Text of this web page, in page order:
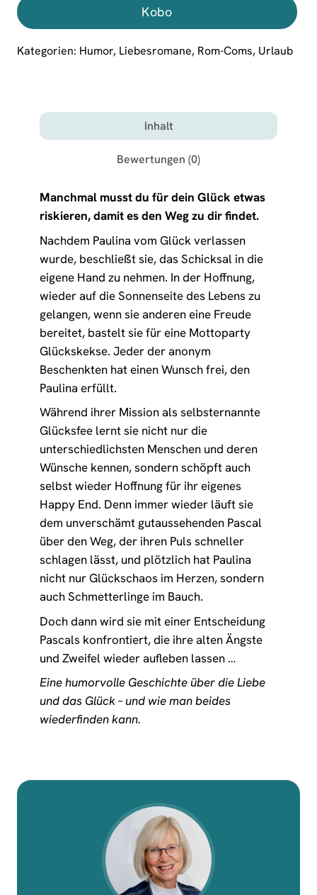
Kobo
Kategorien: Humor, Liebesromane, Rom-Coms, Urlaub
Inhalt
Bewertungen (0)
Manchmal musst du für dein Glück etwas
riskieren, damit es den Weg zu dir findet.
Nachdem Paulina vom Glück verlassen
wurde, beschließt sie, das Schicksal in die
eigene Hand zu nehmen. In der Hoffnung,
wieder auf die Sonnenseite des Lebens zu
gelangen, wenn sie anderen eine Freude
bereitet, bastelt sie für eine Mottoparty
Glückskekse. Jeder der anonym
Beschenkten hat einen Wunsch frei, den
Paulina erfüllt.
Während ihrer Mission als selbsternannte
Glücksfee lernt sie nicht nur die
unterschiedlichsten Menschen und deren
Wünsche kennen, sondern schöpft auch
selbst wieder Hoffnung für ihr eigenes
Happy End. Denn immer wieder läuft sie
dem unverschämt gutaussehenden Pascal
über den Weg, der ihren Puls schneller
schlagen lässt, und plötzlich hat Paulina
nicht nur Glückschaos im Herzen, sondern
auch Schmetterlinge im Bauch.
Doch dann wird sie mit einer Entscheidung
Pascals konfrontiert, die ihre alten Ängste
und Zweifel wieder aufleben lassen …
Eine humorvolle Geschichte über die Liebe
und das Glück – und wie man beides
wiederfinden kann.